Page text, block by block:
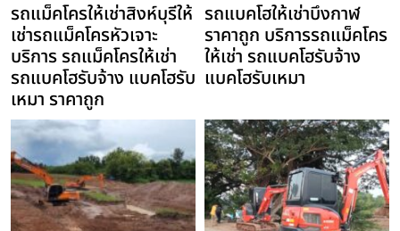
รถแม็คโครให้เช่าสิงห์บุรีให้
เช่ารถแม็คโครหัวเจาะ
บริการ รถแม็คโครให้เช่า
รถแบคโฮรับจ้าง แบคโฮรับ
เหมา ราคาถูก
รถแบคโฮให้เช่าบึงกาฬ
ราคาถูก บริการรถแม็คโคร
ให้เช่า รถแบคโฮรับจ้าง
แบคโฮรับเหมา